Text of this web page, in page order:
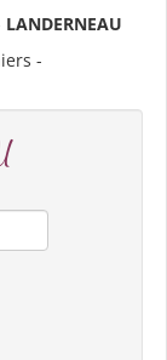
LANDERNEAU
-